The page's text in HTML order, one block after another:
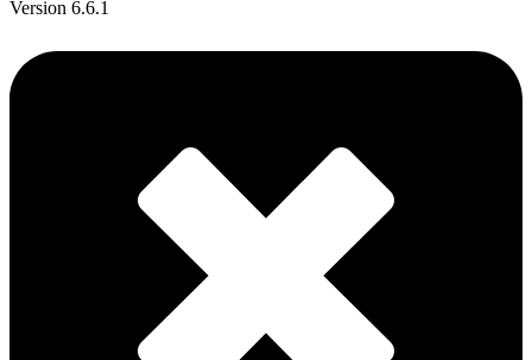
Version 6.6.1